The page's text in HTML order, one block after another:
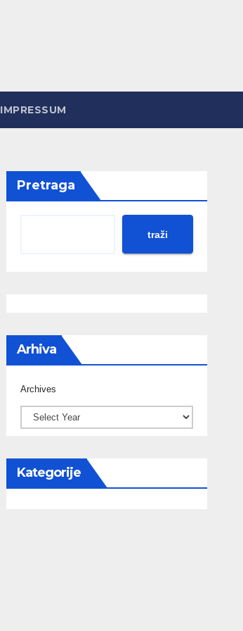
IMPRESSUM
Pretraga
traži
Arhiva
Archives
Kategorije